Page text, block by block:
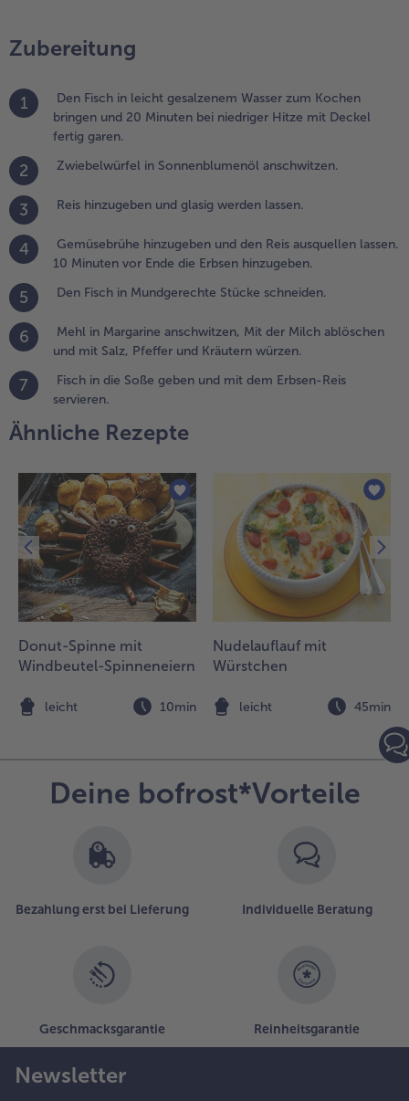
in
der
mit Salz,
Soße
mit
Zubereitung
1
Den Fisch in leicht gesalzenem Wasser zum Kochen
bringen und 20 Minuten bei niedriger Hitze mit Deckel
fertig garen.
2 Zwiebelwürfel in Sonnenblumenöl anschwitzen.
3 Reis hinzugeben und glasig werden lassen.
4
Gemüsebrühe hinzugeben und den Reis ausquellen lassen.
10 Minuten vor Ende die Erbsen hinzugeben.
5 Den Fisch in Mundgerechte Stücke schneiden.
6
Mehl in Margarine anschwitzen, Mit der Milch ablöschen
und mit Salz, Pfeffer und Kräutern würzen.
7
Fisch in die Soße geben und mit dem Erbsen-Reis
servieren.
Ähnliche Rezepte
Donut-Spinne mit
Windbeutel-Spinneneiern
leicht 10min
Nudelauflauf mit
Würstchen
leicht 45min
Deine bofrost*Vorteile
Bezahlung erst bei Lieferung Individuelle Beratung
Geschmacksgarantie Reinheitsgarantie
Newsletter